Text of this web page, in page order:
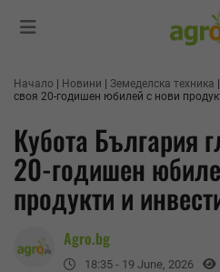
Начало Новини Земеделска техника
своя 20-годишен юбилей с нови
Кубота България
20-годишен
продукти и
Agro.bg
18:35 - 19 June, 2026